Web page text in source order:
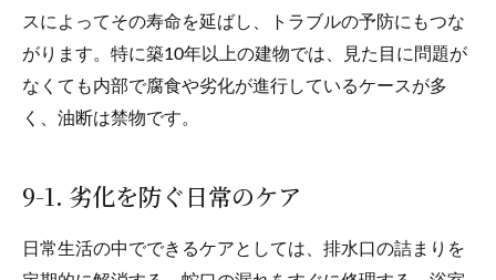
スによってその寿命を延ばし、トラブルの予防にもつな
がります。特に築10年以上の建物では、見た目に問題が
なくても内部で腐食や劣化が進行しているケースが多
く、油断は禁物です。
9-1. 劣化を防ぐ日常のケア
日常生活の中でできるケアとしては、排水口の詰まりを